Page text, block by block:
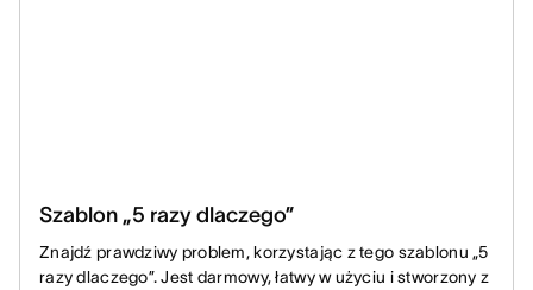
Szablon „5 razy dlaczego”
Znajdź prawdziwy problem, korzystając z tego szablonu „5
razy dlaczego”. Jest darmowy, łatwy w użyciu i stworzony z